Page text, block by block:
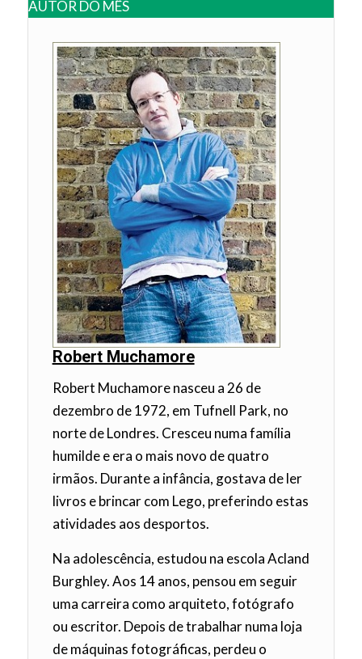
AUTOR DO MÊS
Robert Muchamore
Robert Muchamore nasceu a 26 de
dezembro de 1972, em Tufnell Park, no
norte de Londres. Cresceu numa família
humilde e era o mais novo de quatro
irmãos. Durante a infância, gostava de ler
livros e brincar com Lego, preferindo estas
atividades aos desportos.
Na adolescência, estudou na escola Acland
Burghley. Aos 14 anos, pensou em seguir
uma carreira como arquiteto, fotógrafo
ou escritor. Depois de trabalhar numa loja
de máquinas fotográficas, perdeu o